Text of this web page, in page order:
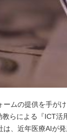
ムの提供を手が
らによる『ICT
は、近年医療AIが